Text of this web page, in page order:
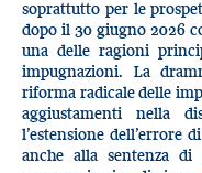
soprattutto per le
dopo il 30 giugno 2026
una delle ragioni
impugnazioni. La
riforma radicale delle
aggiustamenti nella
l’estensione dell’errore
anche alla sentenza